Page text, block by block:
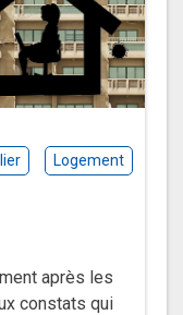
Logement
après les
constats qui